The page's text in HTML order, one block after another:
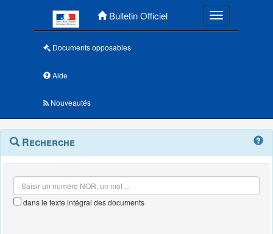
Bulletin Officiel Toggle
Documents opposables
Aide
Nouveautés
Navigation
outils
Menu
contextuel
Recherche
dans le texte intégral des documents